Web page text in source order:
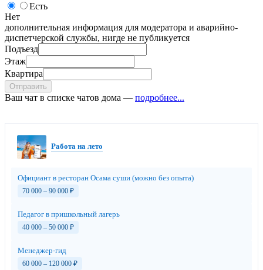
Есть
Нет
дополнительная информация для модератора и аварийно-
диспетчерской службы, нигде не публикуется
Подъезд
Этаж
Квартира
Отправить
Ваш чат в списке чатов дома — подробнее...
Работа на лето
Официант в ресторан Осама суши (можно без опыта)
70 000 – 90 000 ₽
Педагог в пришкольный лагерь
40 000 – 50 000 ₽
Менеджер-гид
60 000 – 120 000 ₽